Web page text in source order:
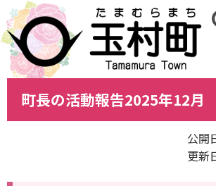
町長の活動報告2025年12月
公開
更新